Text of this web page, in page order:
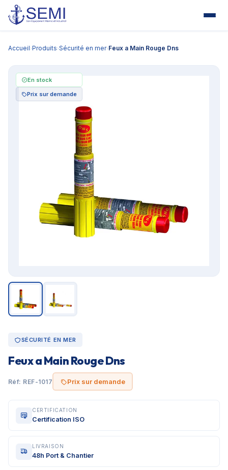
Accueil›Produits›Sécurité en mer›Feux a Main Rouge Dns
En stock
Prix sur demande
SÉCURITÉ EN MER
Feux a Main Rouge Dns
Réf: REF-1017 Prix sur demande
CERTIFICATION
Certification ISO
LIVRAISON
48h Port & Chantier